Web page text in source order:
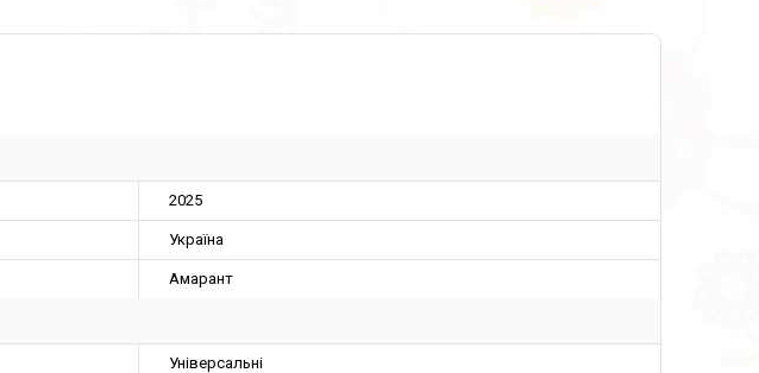
2025
Україна
Амарант
Універсальні